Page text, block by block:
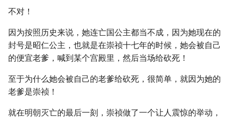
不对！
因为按照历史来说，她连亡国公主都当不成，因为她现在的
封号是昭仁公主，也就是在崇祯十七年的时候，她会被自己
的便宜老爹，喊到某个宫殿里，然后当场给砍死！
至于为什么她会被自己的老爹给砍死，很简单，就因为她的
老爹是崇祯！
就在明朝灭亡的最后一刻，崇祯做了一个让人震惊的举动，